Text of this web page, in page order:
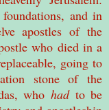
and in
apostles of the
who died in a
going to
stone of the
whohadto be